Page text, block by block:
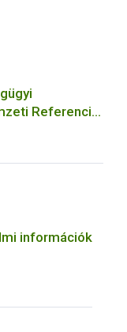
Referencia
információk